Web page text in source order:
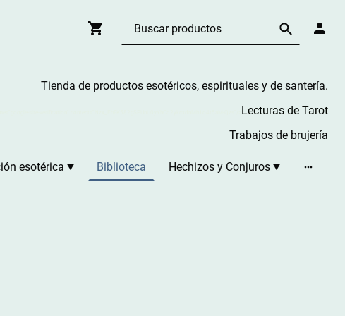
Tienda de productos esotéricos, espirituales y de santería.
Lecturas de Tarot
Trabajos de brujería
esotérica Biblioteca Hechizos y Conjuros